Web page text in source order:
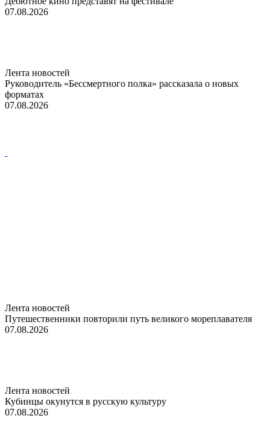
07.08.2026
Лента новостей
Руководитель «Бессмертного полка» рассказала о новых
форматах
07.08.2026
Лента новостей
Путешественники повторили путь великого мореплавателя
07.08.2026
Лента новостей
Кубинцы окунутся в русскую культуру
07.08.2026